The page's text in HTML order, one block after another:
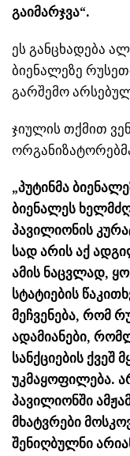
გაიმარჯვა“.
ეს განცხადება
ბიენალეზე
გარშემო
ჯიულის თქმით
„პუტინმა
ბიენალეს
პავილიონის
სად არის აქ
ამის ნაცვლად,
სტატიების
მეჩვენება, რომ
ადამიანები,
სანქციების ქვეშ
უკმაყოფილება.
პავილიონში
მხატვრები
შენიღბულნი